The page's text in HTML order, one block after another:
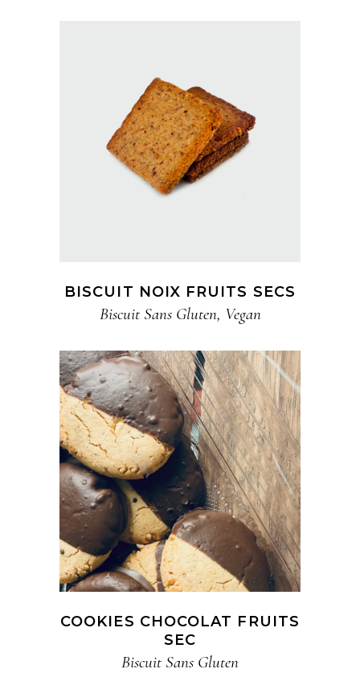
BISCUIT NOIX FRUITS SECS
Biscuit​ Sans Gluten, Vegan
COOKIES CHOCOLAT FRUITS
SEC
Biscuit​ Sans Gluten